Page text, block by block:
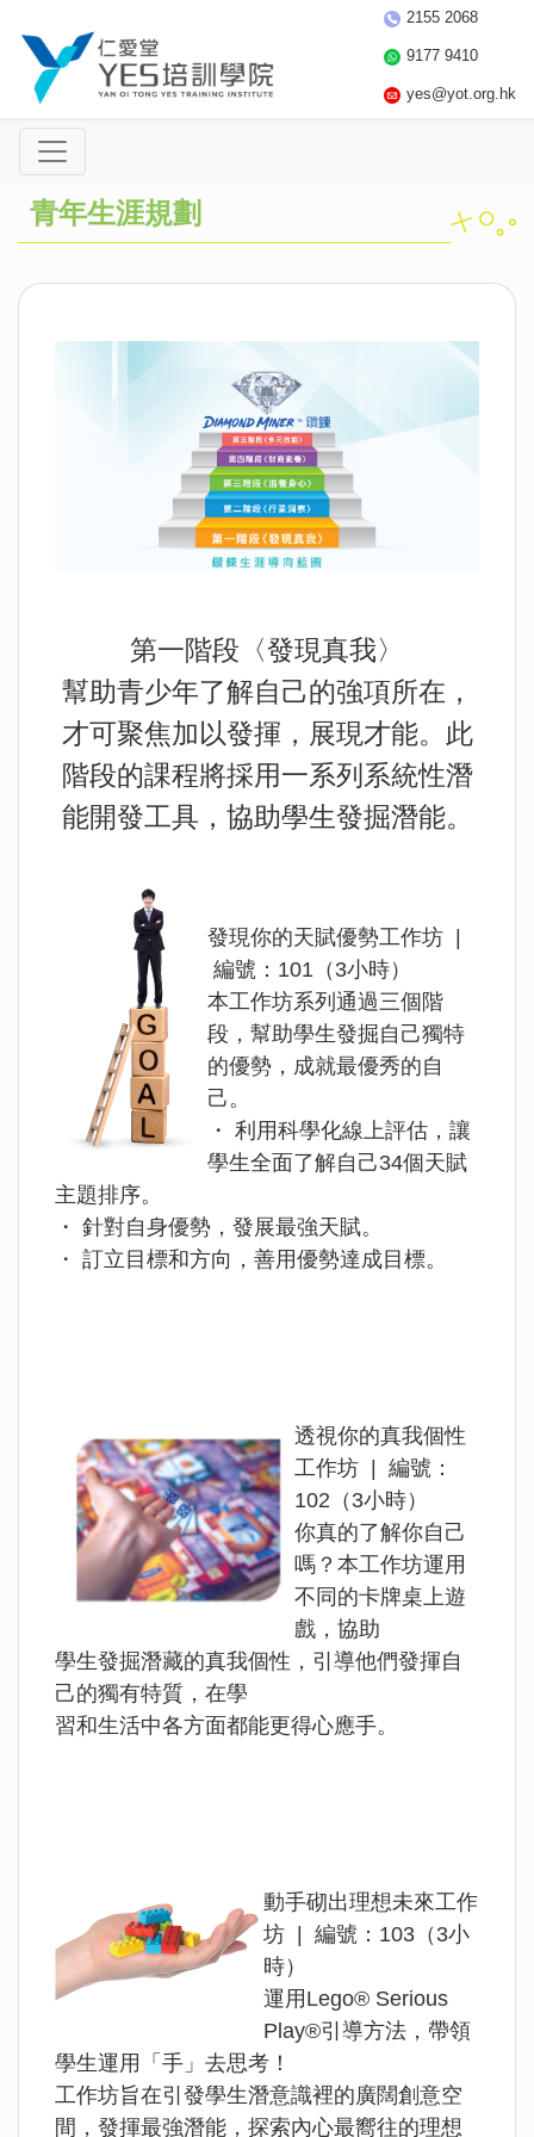
2155 2068
9177 9410
yes@yot.org.hk
青年生涯規劃
第一階段〈發現真我〉
幫助青少年了解自己的強項所在，
才可聚焦加以發揮，展現才能。此
階段的課程將採用一系列系統性潛
能開發工具，協助學生發掘潛能。
發現你的天賦優勢工作坊 |
編號：101（3小時）
本工作坊系列通過三個階
段，幫助學生發掘自己獨特
的優勢，成就最優秀的自
己。
・ 利用科學化線上評估，讓
學生全面了解自己34個天賦
主題排序。
・ 針對自身優勢，發展最強天賦。
・ 訂立目標和方向，善用優勢達成目標。
透視你的真我個性
工作坊 | 編號：
102（3小時）
你真的了解你自己
嗎？本工作坊運用
不同的卡牌桌上遊
戲，協助
學生發掘潛藏的真我個性，引導他們發揮自
己的獨有特質，在學
習和生活中各方面都能更得心應手。
動手砌出理想未來工作
坊 | 編號：103（3小
時）
運用Lego® Serious
Play®引導方法，帶領
學生運用「手」去思考！
工作坊旨在引發學生潛意識裡的廣闊創意空
間，發揮最強潛能，探索內心最嚮往的理想